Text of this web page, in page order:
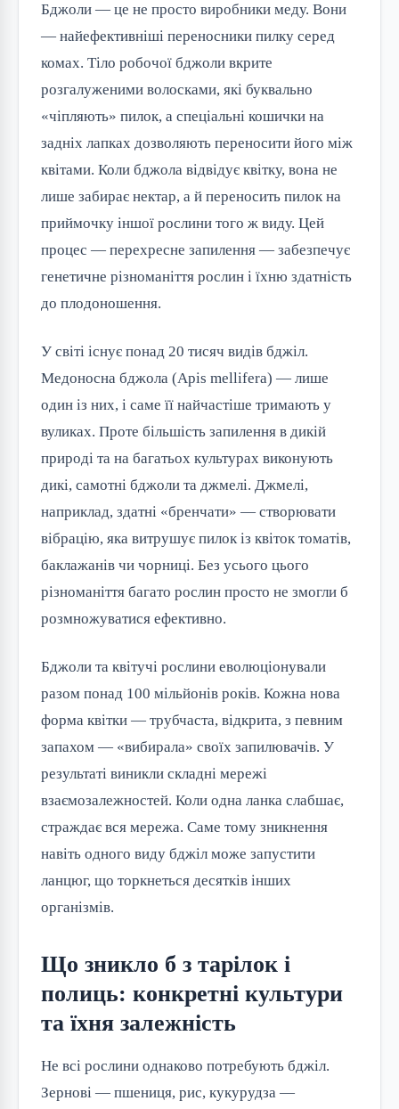
Бджоли — це не просто виробники меду. Вони
— найефективніші переносники пилку серед
комах. Тіло робочої бджоли вкрите
розгалуженими волосками, які буквально
«чіпляють» пилок, а спеціальні кошички на
задніх лапках дозволяють переносити його між
квітами. Коли бджола відвідує квітку, вона не
лише забирає нектар, а й переносить пилок на
приймочку іншої рослини того ж виду. Цей
процес — перехресне запилення — забезпечує
генетичне різноманіття рослин і їхню здатність
до плодоношення.
У світі існує понад 20 тисяч видів бджіл.
Медоносна бджола (Apis mellifera) — лише
один із них, і саме її найчастіше тримають у
вуликах. Проте більшість запилення в дикій
природі та на багатьох культурах виконують
дикі, самотні бджоли та джмелі. Джмелі,
наприклад, здатні «бренчати» — створювати
вібрацію, яка витрушує пилок із квіток томатів,
баклажанів чи чорниці. Без усього цього
різноманіття багато рослин просто не змогли б
розмножуватися ефективно.
Бджоли та квітучі рослини еволюціонували
разом понад 100 мільйонів років. Кожна нова
форма квітки — трубчаста, відкрита, з певним
запахом — «вибирала» своїх запилювачів. У
результаті виникли складні мережі
взаємозалежностей. Коли одна ланка слабшає,
страждає вся мережа. Саме тому зникнення
навіть одного виду бджіл може запустити
ланцюг, що торкнеться десятків інших
організмів.
Що зникло б з тарілок і
полиць: конкретні культури
та їхня залежність
Не всі рослини однаково потребують бджіл.
Зернові — пшениця, рис, кукурудза —